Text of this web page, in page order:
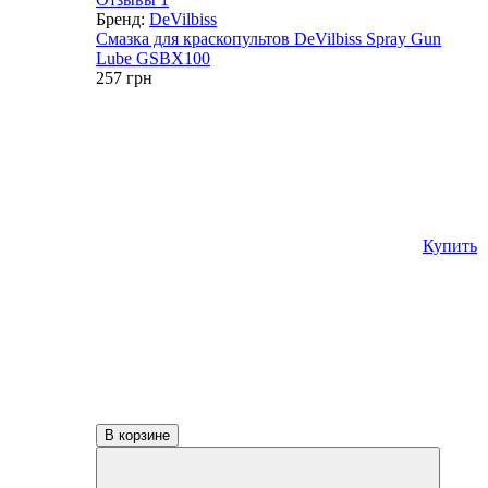
Бренд: DeVilbiss
Смазка для краскопультов DeVilbiss Spray Gun
Lube GSBX100
257 грн
Купить
В корзине